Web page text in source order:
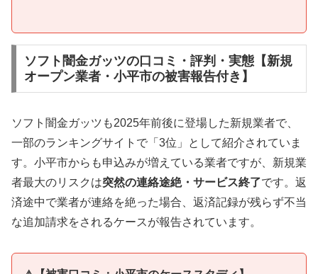
ソフト闇金ガッツの口コミ・評判・実態【新規
オープン業者・小平市の被害報告付き】
ソフト闇金ガッツも2025年前後に登場した新規業者で、
一部のランキングサイトで「3位」として紹介されていま
す。小平市からも申込みが増えている業者ですが、新規業
者最大のリスクは突然の連絡途絶・サービス終了です。返
済途中で業者が連絡を絶った場合、返済記録が残らず不当
な追加請求をされるケースが報告されています。